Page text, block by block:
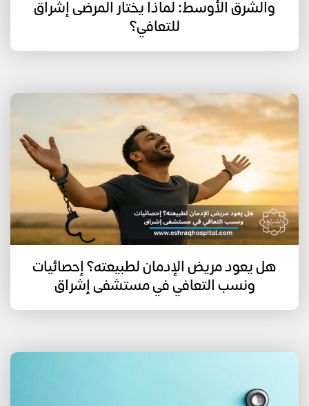
والشرق الأوسط: لماذا يختار المرضى إشراق
للتعافي؟
هل يعود مريض الإدمان لطبيعته؟ إحصائيات
ونسب التعافي في مستشفى إشراق